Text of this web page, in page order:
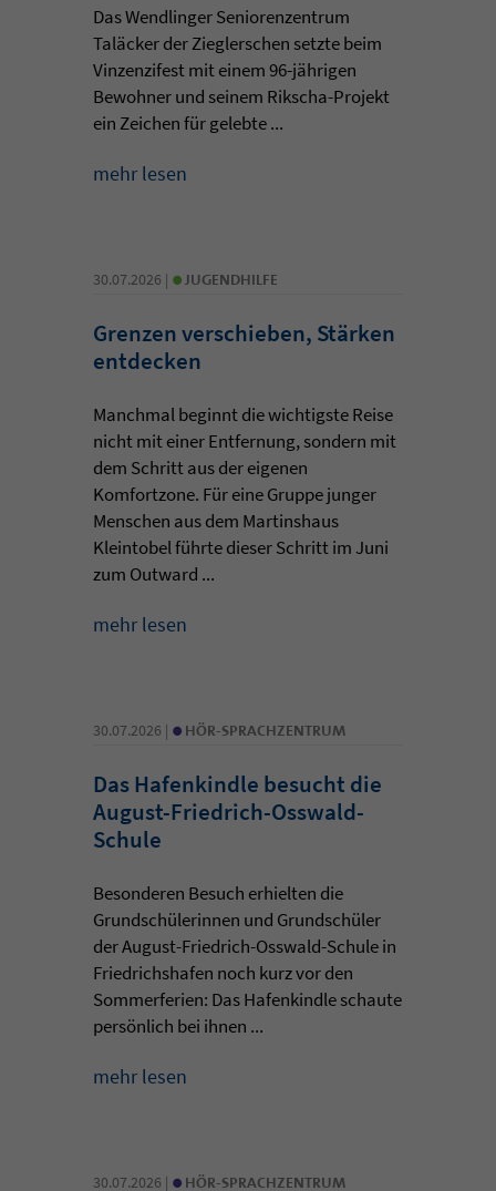
Das Wendlinger Seniorenzentrum
Taläcker der Zieglerschen setzte beim
Vinzenzifest mit einem 96-jährigen
Bewohner und seinem Rikscha-Projekt
ein Zeichen für gelebte ...
mehr lesen
30.07.2026 | • JUGENDHILFE
Grenzen verschieben, Stärken
entdecken
Manchmal beginnt die wichtigste Reise
nicht mit einer Entfernung, sondern mit
dem Schritt aus der eigenen
Komfortzone. Für eine Gruppe junger
Menschen aus dem Martinshaus
Kleintobel führte dieser Schritt im Juni
zum Outward ...
mehr lesen
30.07.2026 | • HÖR-SPRACHZENTRUM
Das Hafenkindle besucht die
August-Friedrich-Osswald-
Schule
Besonderen Besuch erhielten die
Grundschülerinnen und Grundschüler
der August-Friedrich-Osswald-Schule in
Friedrichshafen noch kurz vor den
Sommerferien: Das Hafenkindle schaute
persönlich bei ihnen ...
mehr lesen
30.07.2026 | • HÖR-SPRACHZENTRUM